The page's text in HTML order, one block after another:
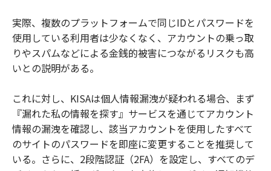
実際、複数のプラットフォームで同じIDとパスワードを
使用している利用者は少なくなく、アカウントの乗っ取
りやスパムなどによる金銭的被害につながるリスクも高
いとの説明がある。
これに対し、KISAは個人情報漏洩が疑われる場合、まず
『漏れた私の情報を探す』サービスを通じてアカウント
情報の漏洩を確認し、該当アカウントを使用したすべて
のサイトのパスワードを即座に変更することを推奨して
いる。さらに、2段階認証（2FA）を設定し、すべてのデ